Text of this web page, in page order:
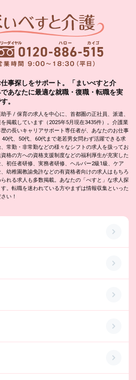
事探しをサポート。「まいべすと介
あなたに最適な就職・復職・転職を実
。
手 / 保育の求人を中心に、首都圏の正社員、派遣、
掲載しています（2025年5月現在3435件）。介護業
の長いキャリアサポート専任者が、あなたのお仕事
代、50代、60代まで老若男女問わず活躍できる求
常勤・非常勤などの様々なシフトの求人を扱ってお
格の方への資格支援制度などの福利厚生が充実した
初任者研修、実務者研修、ヘルパー2級1級、ケア
幼稚園教諭免許などの有資格者向けの求人はもちろ
れる求人も多数掲載。あなたの「べすと」な求人探
。転職を迷われている方やまずは情報収集といった
い！